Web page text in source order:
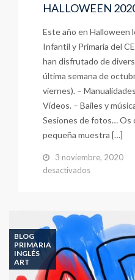
HALLOWEEN
Este año en Halloween
Infantil y Primaria del
han disfrutado de
última semana de
viernes). –
Vídeos. – Bailes y
Sesiones de fotos… Os
pequeña muestra […]
3 noviembre, 2020
desactivados
BLOG
PRIMARIA
INGLÉS
ART